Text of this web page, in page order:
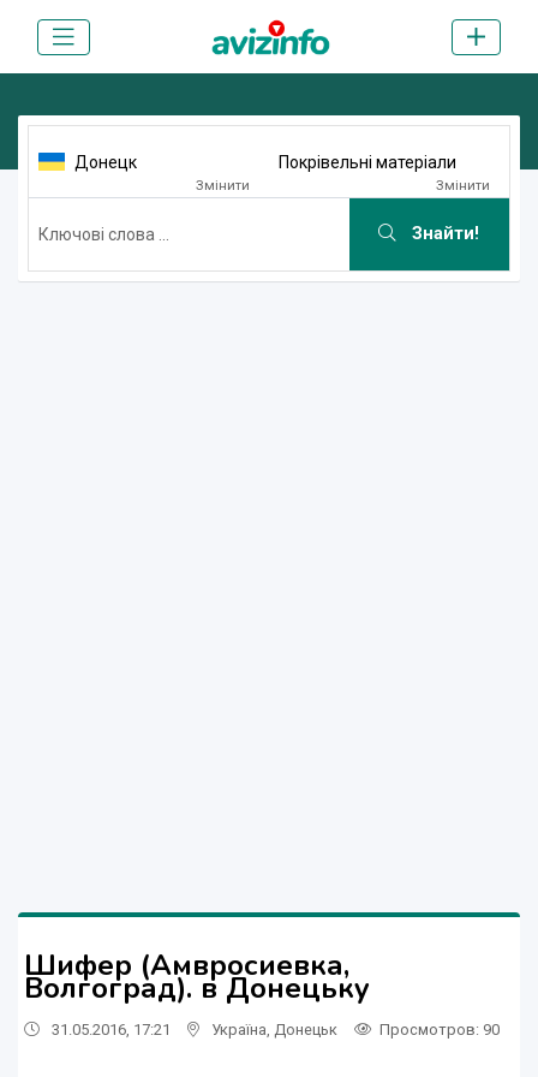
Донецк
Змінити
Покрівельні матеріали
Змінити
Знайти!
Шифер (Амвросиевка,
Волгоград). в Донецьку
31.05.2016, 17:21 Україна Донецьк Просмотров: 90